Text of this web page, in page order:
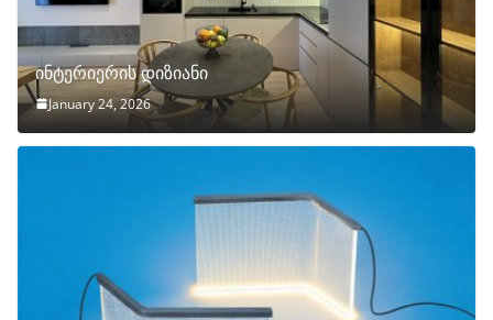
ინტერიერის დიზიანი
January 24, 2026